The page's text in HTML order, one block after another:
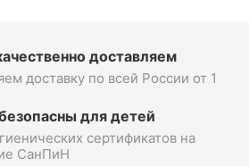
доставляем
доставку по всей России от 1
для детей
сертификатов на
СанПиН